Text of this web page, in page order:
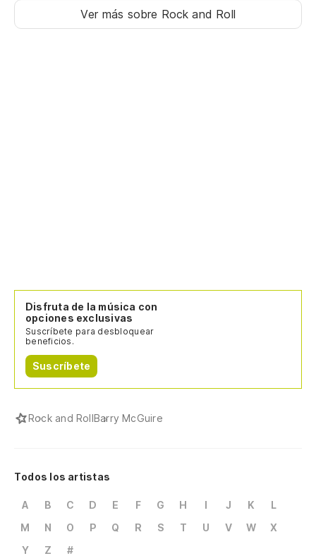
Ver más sobre Rock and Roll
Disfruta de la música con
opciones exclusivas
Suscríbete para desbloquear
beneficios.
Suscríbete
Rock and RollBarry McGuire
Todos los artistas
A B C D E F G H I J K
L
M
N O P Q R S T U V W
X
Y
Z #